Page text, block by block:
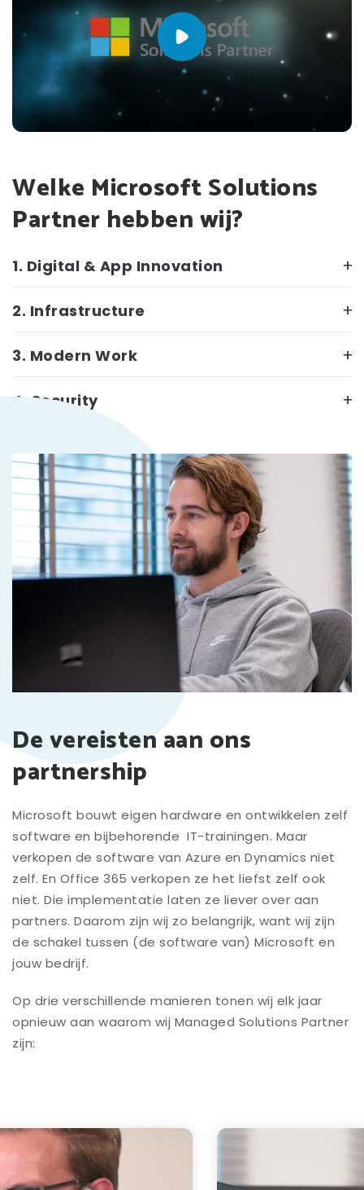
Welke Microsoft Solutions
Partner hebben wij?
1. Digital & App Innovation
2. Infrastructure
3. Modern Work
4. Security
De vereisten aan ons
partnership
Microsoft bouwt eigen hardware en ontwikkelen zelf
software en bijbehorende IT-trainingen. Maar
verkopen de software van Azure en Dynamics niet
zelf. En Office 365 verkopen ze het liefst zelf ook
niet. Die implementatie laten ze liever over aan
partners. Daarom zijn wij zo belangrijk, want wij zijn
de schakel tussen (de software van) Microsoft en
jouw bedrijf.
Op drie verschillende manieren tonen wij elk jaar
opnieuw aan waarom wij Managed Solutions Partner
zijn: